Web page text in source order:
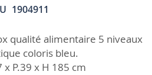
1904911
qualité alimentaire 5 niveaux
coloris bleu.
x P.39 x H 185 cm